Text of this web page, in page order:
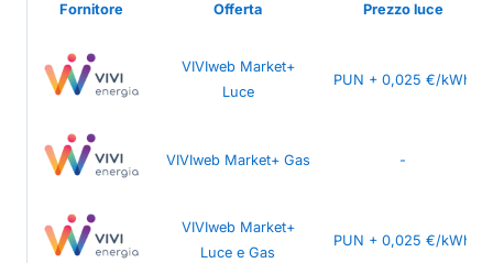
Fornitore Offerta Prezzo luce
VIVIweb Market+
Luce
PUN + 0,025 €/kWh
VIVIweb Market+ Gas -
VIVIweb Market+
Luce e Gas
PUN + 0,025 €/kWh